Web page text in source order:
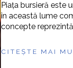
Piața bursieră este
în această lume
concepte
CITEȘTE MAI